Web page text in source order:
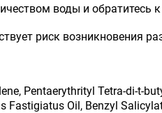
воды и обратитесь к
риск возникновения
Pentaerythrityl Tetra-di-t-
Fastigiatus Oil, Benzyl